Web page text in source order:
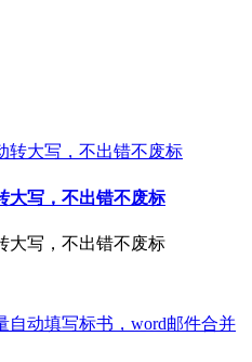
大写，不出错不废标
大写，不出错不废标